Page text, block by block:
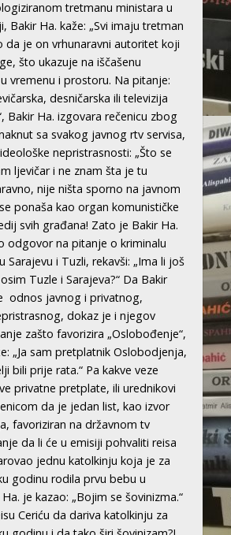
tretmanu ministara u
Bakir Ha. kaže: „Svi imaju tretman
da je on vrhunaravni autoritet koji
što ukazuje na iščašenu
vremenu i prostoru. Na pitanje:
desničarska ili televizija
Bakir Ha. izgovara rečenicu zbog
sa svakog javnog rtv servisa,
nepristrasnosti: „Što se
ljevičar i ne znam šta je tu
nije ništa sporno na javnom
ponaša kao organ komunističke
svih građana! Zato je Bakir Ha.
odgovor na pitanje o kriminalu
Sarajevu i Tuzli, rekavši: „Ima li još
Tuzle i Sarajeva?“ Da Bakir
odnos javnog i privatnog,
dokaz je i njegov
zašto favorizira „Oslobođenje“,
„Ja sam pretplatnik Oslobodjenja,
bili prije rata.“ Pa kakve veze
privatne pretplate, ili urednikovi
da je jedan list, kao izvor
favoriziran na državnom tv
da li će u emisiji pohvaliti reisa
jednu katolkinju koja je za
godinu rodila prvu bebu u
je kazao: „Bojim se šovinizma.“
Ceriću da dariva katolkinju za